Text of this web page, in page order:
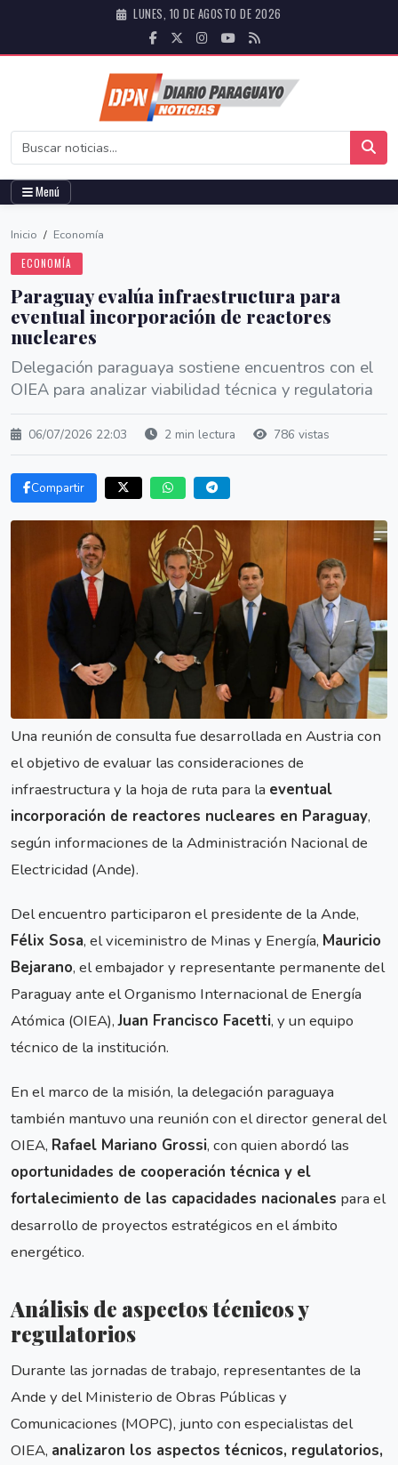
LUNES, 10 DE AGOSTO DE 2026
Menú
Inicio / Economía
ECONOMÍA
Paraguay evalúa infraestructura para
eventual incorporación de reactores
nucleares
Delegación paraguaya sostiene encuentros con el
OIEA para analizar viabilidad técnica y regulatoria
06/07/2026 22:03 2 min lectura 786 vistas
Compartir
Una reunión de consulta fue desarrollada en Austria con
el objetivo de evaluar las consideraciones de
infraestructura y la hoja de ruta para la eventual
incorporación de reactores nucleares en Paraguay,
según informaciones de la Administración Nacional de
Electricidad (Ande).
Del encuentro participaron el presidente de la Ande,
Félix Sosa, el viceministro de Minas y Energía, Mauricio
Bejarano, el embajador y representante permanente del
Paraguay ante el Organismo Internacional de Energía
Atómica (OIEA),Juan Francisco Facetti, y un equipo
técnico de la institución.
En el marco de la misión, la delegación paraguaya
también mantuvo una reunión con el director general del
OIEA, Rafael Mariano Grossi, con quien abordó las
oportunidades de cooperación técnica y el
fortalecimiento de las capacidades nacionales para el
desarrollo de proyectos estratégicos en el ámbito
energético.
Análisis de aspectos técnicos y
regulatorios
Durante las jornadas de trabajo, representantes de la
Ande y del Ministerio de Obras Públicas y
Comunicaciones (MOPC), junto con especialistas del
OIEA, analizaron los aspectos técnicos, regulatorios,